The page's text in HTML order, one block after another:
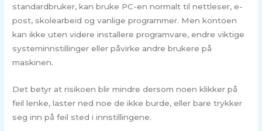
standardbruker, kan bruke PC-en normalt til nettleser, e-
post, skolearbeid og vanlige programmer. Men kontoen
kan ikke uten videre installere programvare, endre viktige
systeminnstillinger eller påvirke andre brukere på
maskinen.
Det betyr at risikoen blir mindre dersom noen klikker på
feil lenke, laster ned noe de ikke burde, eller bare trykker
seg inn på feil sted i innstillingene.